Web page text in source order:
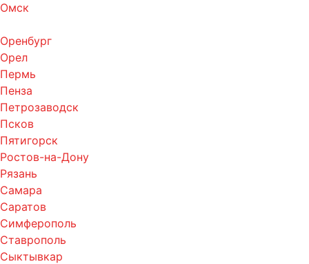
Омск
Оренбург
Орел
Пермь
Пенза
Петрозаводск
Псков
Пятигорск
Ростов-на-Дону
Рязань
Самара
Саратов
Симферополь
Ставрополь
Сыктывкар